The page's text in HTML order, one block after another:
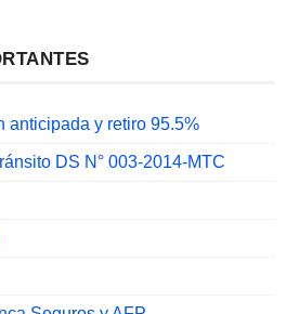
anticipada y retiro 95.5%
DS N° 003-2014-MTC